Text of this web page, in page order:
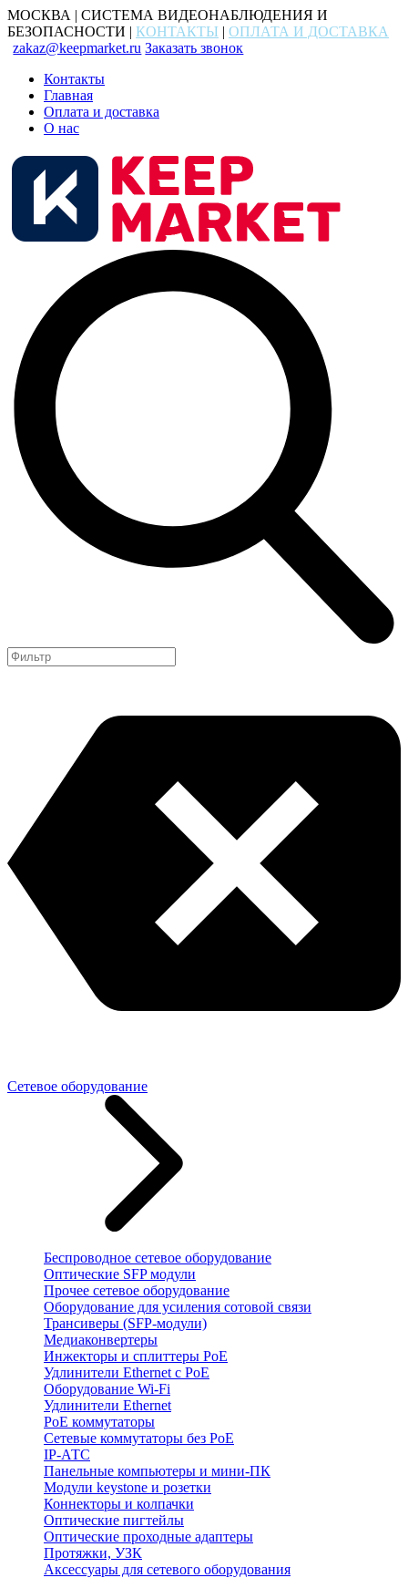
МОСКВА | СИСТЕМА ВИДЕОНАБЛЮДЕНИЯ И
БЕЗОПАСНОСТИ | КОНТАКТЫ | ОПЛАТА И ДОСТАВКА
zakaz@keepmarket.ru Заказать звонок
Контакты
Главная
Оплата и доставка
О нас
Сетевое оборудование
Беспроводное сетевое оборудование
Оптические SFP модули
Прочее сетевое оборудование
Оборудование для усиления сотовой связи
Трансиверы (SFP-модули)
Медиаконвертеры
Инжекторы и сплиттеры PoE
Удлинители Ethernet с PoE
Оборудование Wi-Fi
Удлинители Ethernet
PoE коммутаторы
Сетевые коммутаторы без PoE
IP-АТС
Панельные компьютеры и мини-ПК
Модули keystone и розетки
Коннекторы и колпачки
Оптические пигтейлы
Оптические проходные адаптеры
Протяжки, УЗК
Аксессуары для сетевого оборудования